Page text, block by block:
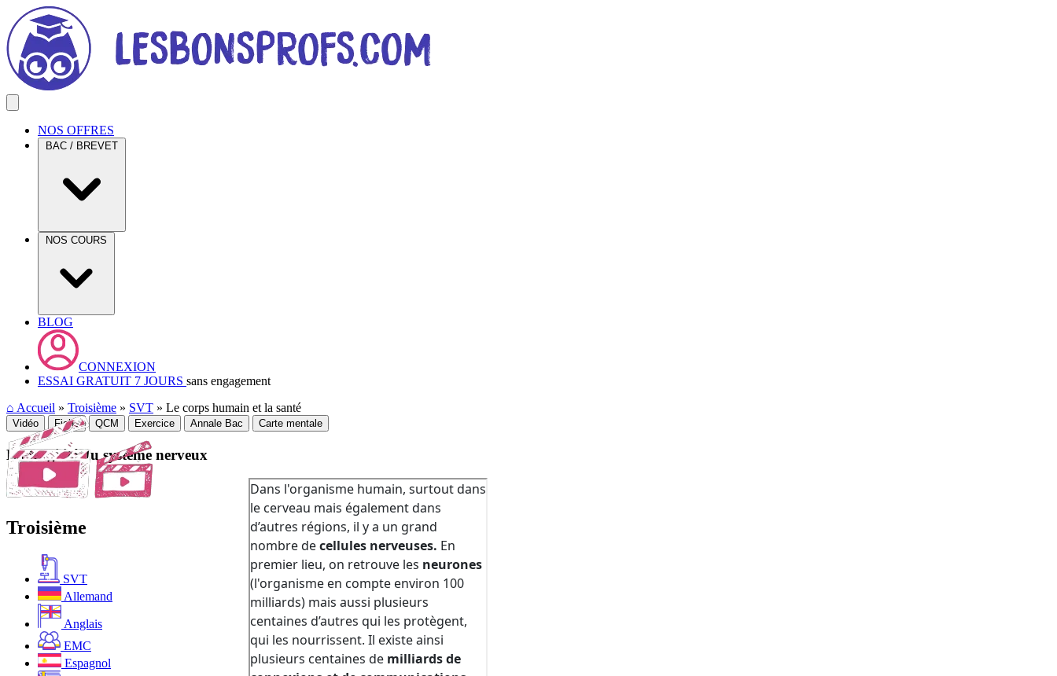
NOS OFFRES
BAC / BREVET
NOS COURS
BLOG
CONNEXION
ESSAI GRATUIT 7 JOURS sans engagement
⌂ Accueil » Troisième » SVT » Le corps humain et la santé
Troisième
SVT
Allemand
Anglais
EMC
Espagnol
Vidéo Fiche QCM Exercice Annale Bac Carte mentale
La fragilité du système nerveux